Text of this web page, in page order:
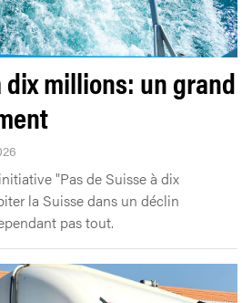
dix millions: un grand
"Pas de Suisse à dix
la Suisse dans un déclin
pas tout.